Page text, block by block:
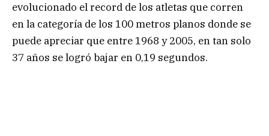
evolucionado el record de los atletas que corren
en la categoría de los 100 metros planos donde se
puede apreciar que entre 1968 y 2005, en tan solo
37 años se logró bajar en 0,19 segundos.